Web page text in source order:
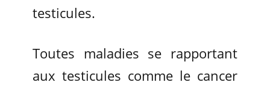
testicules.
Toutes maladies se rapportant
aux testicules comme le cancer